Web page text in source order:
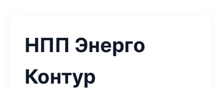
НПП Энерго
Контур